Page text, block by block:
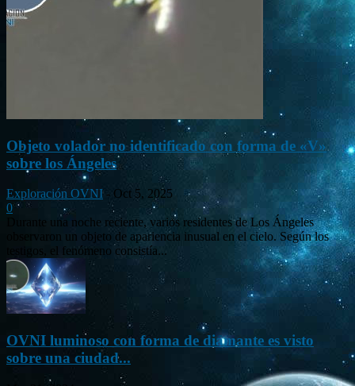
Objeto volador no identificado con forma de «V»
sobre los Ángeles
Exploración OVNI - Oct 5, 2025
0
Durante una noche reciente, varios residentes de Los Ángeles
observaron un objeto de apariencia inusual en el cielo. Según los
testigos, el fenómeno consistía...
OVNI luminoso con forma de diamante es visto
sobre una ciudad...